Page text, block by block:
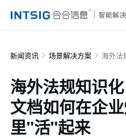
新闻资讯 场景解决方案
海外法规知识
文档如何在企
里"活"起来